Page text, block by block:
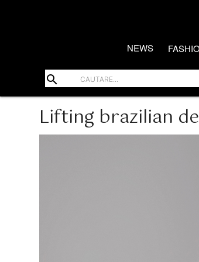
NEWS
search
Lifting brazilian